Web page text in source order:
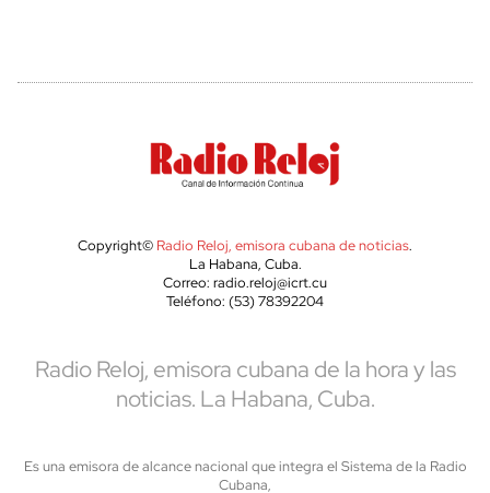
Copyright© Radio Reloj, emisora cubana de noticias.
La Habana, Cuba.
Correo: radio.reloj@icrt.cu
Teléfono: (53) 78392204
Radio Reloj, emisora cubana de la hora y las
noticias. La Habana, Cuba.
Es una emisora de alcance nacional que integra el Sistema de la Radio
Cubana,